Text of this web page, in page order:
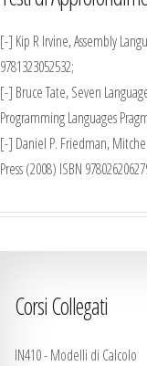
[-] Kip R Irvine, Assembly
9781323052532;
[-] Bruce Tate, Seven
Programming Languages
[-] Daniel P. Friedman,
Press (2008) ISBN
Corsi Collegati
IN410 - Modelli di Calcolo